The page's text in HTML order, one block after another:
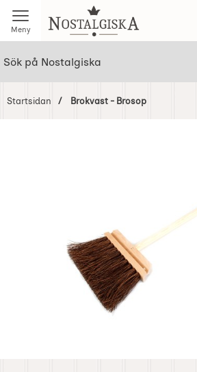
Meny Startsidan för
Startsidan Brokvast - Brosop